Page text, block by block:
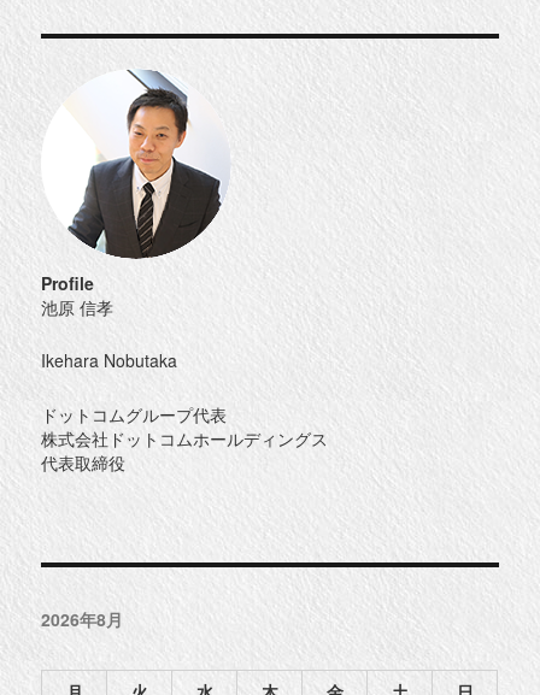
Profile
池原 信孝
Ikehara Nobutaka
ドットコムグループ代表
株式会社ドットコムホールディングス
代表取締役
2026年8月